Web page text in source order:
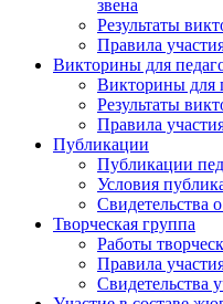
звена
Результаты
Правила
Викторины для
Викторины для
Результаты
Правила
Публикации
Публикации
Условия
Свидетельства
Творческая группа
Работы
Правила
Свидетельства